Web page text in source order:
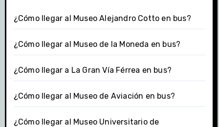
¿Cómo llegar al Museo Alejandro Cotto en bus?
¿Cómo llegar al Museo de la Moneda en bus?
¿Cómo llegar a La Gran Vía Férrea en bus?
¿Cómo llegar al Museo de Aviación en bus?
¿Cómo llegar al Museo Universitario de